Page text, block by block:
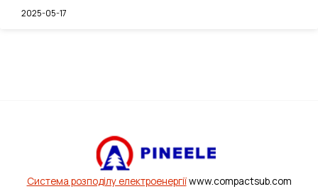
2025-05-17
Система розподілу електроенергіїwww.compactsub.com